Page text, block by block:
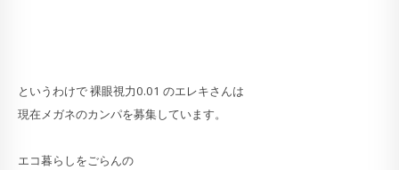
というわけで 裸眼視力0.01 のエレキさんは
現在メガネのカンパを募集しています。
エコ暮らしをごらんの